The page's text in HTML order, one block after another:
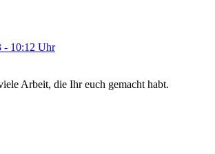
- 10:12 Uhr
Arbeit, die Ihr euch gemacht habt.